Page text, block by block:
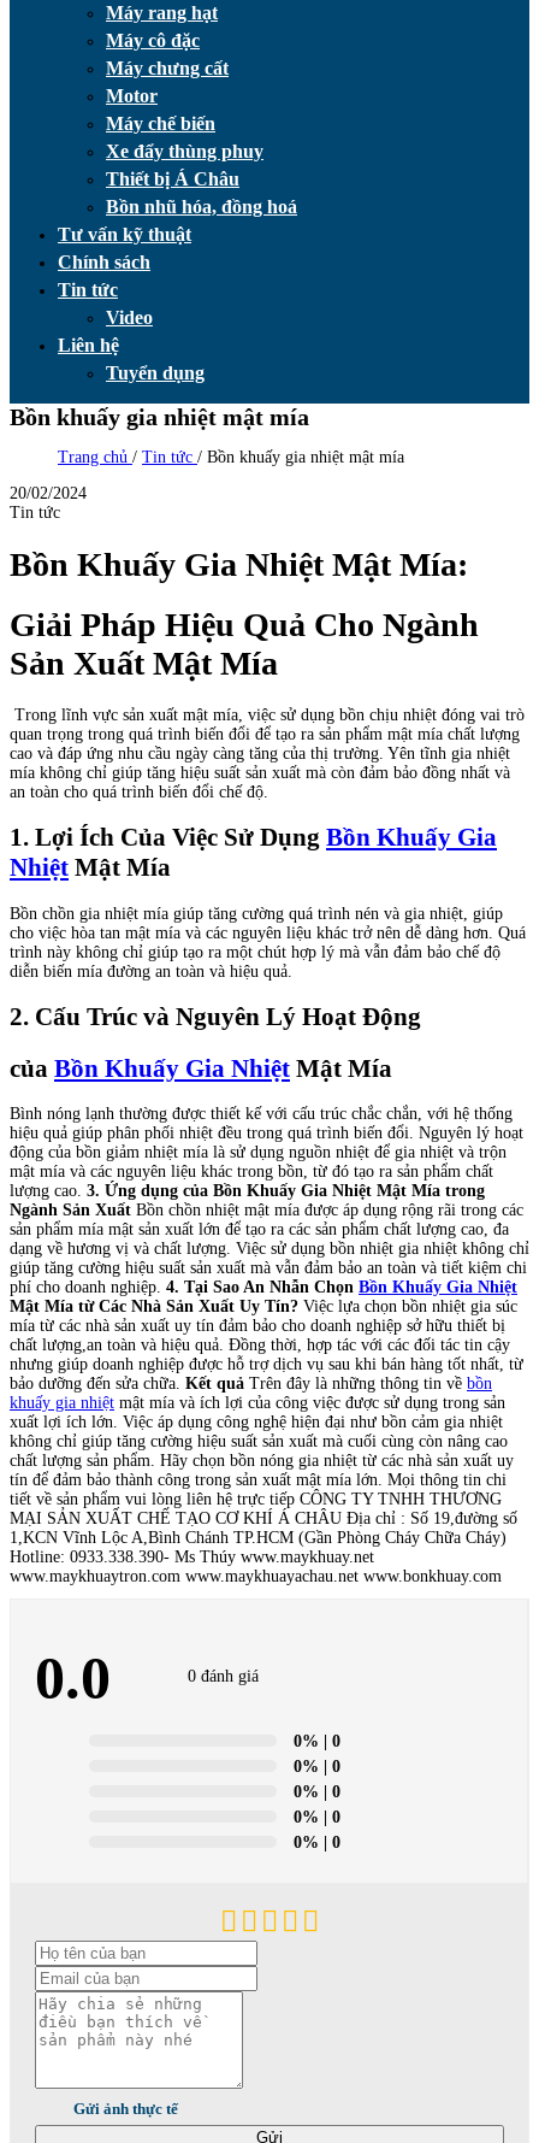
Máy rang hạt
Máy cô đặc
Máy chưng cất
Motor
Máy chế biến
Xe đẩy thùng phuy
Thiết bị Á Châu
Bồn nhũ hóa, đồng hoá
Tư vấn kỹ thuật
Chính sách
Tin tức
Video
Liên hệ
Tuyển dụng
Bồn khuấy gia nhiệt mật mía
Trang chủ / Tin tức / Bồn khuấy gia nhiệt mật mía
20/02/2024
Tin tức
Bồn Khuấy Gia Nhiệt Mật Mía:
Giải Pháp Hiệu Quả Cho Ngành
Sản Xuất Mật Mía
Trong lĩnh vực sản xuất mật mía, việc sử dụng bồn chịu nhiệt đóng vai trò
quan trọng trong quá trình biến đổi để tạo ra sản phẩm mật mía chất lượng
cao và đáp ứng nhu cầu ngày càng tăng của thị trường. Yên tĩnh gia nhiệt
mía không chỉ giúp tăng hiệu suất sản xuất mà còn đảm bảo đồng nhất và
an toàn cho quá trình biến đổi chế độ.
1. Lợi Ích Của Việc Sử Dụng Bồn Khuấy Gia
Nhiệt Mật Mía
Bồn chồn gia nhiệt mía giúp tăng cường quá trình nén và gia nhiệt, giúp
cho việc hòa tan mật mía và các nguyên liệu khác trở nên dễ dàng hơn. Quá
trình này không chỉ giúp tạo ra một chút hợp lý mà vẫn đảm bảo chế độ
diễn biến mía đường an toàn và hiệu quả.
2. Cấu Trúc và Nguyên Lý Hoạt Động
của Bồn Khuấy Gia Nhiệt Mật Mía
Bình nóng lạnh thường được thiết kế với cấu trúc chắc chắn, với hệ thống
hiệu quả giúp phân phối nhiệt đều trong quá trình biến đổi. Nguyên lý hoạt
động của bồn giảm nhiệt mía là sử dụng nguồn nhiệt để gia nhiệt và trộn
mật mía và các nguyên liệu khác trong bồn, từ đó tạo ra sản phẩm chất
lượng cao. 3. Ứng dụng của Bồn Khuấy Gia Nhiệt Mật Mía trong
Ngành Sản Xuất Bồn chồn nhiệt mật mía được áp dụng rộng rãi trong các
sản phẩm mía mật sản xuất lớn để tạo ra các sản phẩm chất lượng cao, đa
dạng về hương vị và chất lượng. Việc sử dụng bồn nhiệt gia nhiệt không chỉ
giúp tăng cường hiệu suất sản xuất mà vẫn đảm bảo an toàn và tiết kiệm chi
phí cho doanh nghiệp. 4. Tại Sao An Nhẫn Chọn Bồn Khuấy Gia Nhiệt
Mật Mía từ Các Nhà Sản Xuất Uy Tín? Việc lựa chọn bồn nhiệt gia súc
mía từ các nhà sản xuất uy tín đảm bảo cho doanh nghiệp sở hữu thiết bị
chất lượng,an toàn và hiệu quả. Đồng thời, hợp tác với các đối tác tin cậy
nhưng giúp doanh nghiệp được hỗ trợ dịch vụ sau khi bán hàng tốt nhất, từ
bảo dưỡng đến sửa chữa. Kết quả Trên đây là những thông tin về bồn
khuấy gia nhiệt mật mía và ích lợi của công việc được sử dụng trong sản
xuất lợi ích lớn. Việc áp dụng công nghệ hiện đại như bồn cảm gia nhiệt
không chỉ giúp tăng cường hiệu suất sản xuất mà cuối cùng còn nâng cao
chất lượng sản phẩm. Hãy chọn bồn nóng gia nhiệt từ các nhà sản xuất uy
tín để đảm bảo thành công trong sản xuất mật mía lớn. Mọi thông tin chi
tiết về sản phẩm vui lòng liên hệ trực tiếp CÔNG TY TNHH THƯƠNG
MẠI SẢN XUẤT CHẾ TẠO CƠ KHÍ Á CHÂU Địa chỉ : Số 19,đường số
1,KCN Vĩnh Lộc A,Bình Chánh TP.HCM (Gần Phòng Cháy Chữa Cháy)
Hotline: 0933.338.390- Ms Thúy www.maykhuay.net
www.maykhuaytron.com www.maykhuayachau.net www.bonkhuay.com
0.0 0 đánh giá
0% | 0
0% | 0
0% | 0
0% | 0
0% | 0
Gửi ảnh thực tế
Gửi